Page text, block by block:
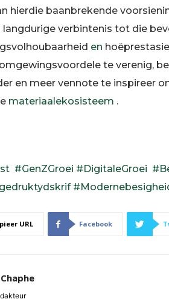
hierdie baanbrekende
verbintenis tot die
en
te verenig,
en meer vennote te inspireer
materiaalekosisteem .
#GenZGroei #DigitaleGroei
URL Facebook